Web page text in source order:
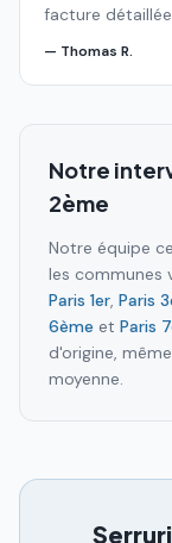
facture
— Thomas R.
Notre
2ème
Notre équipe
les communes
Paris 1er, Paris
6ème et Paris
d'origine,
moyenne.